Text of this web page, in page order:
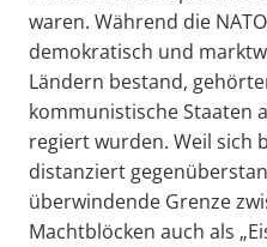
waren. Während die
demokratisch und
Ländern bestand,
kommunistische Staaten
regiert wurden. Weil sich
distanziert
überwindende Grenze
Machtblöcken auch als